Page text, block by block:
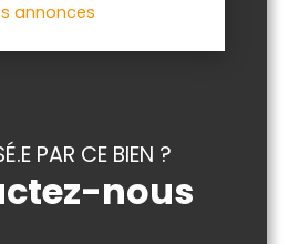
annonces
PAR CE BIEN ?
nous